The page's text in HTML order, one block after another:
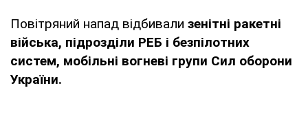
Повітряний напад відбивали зенітні ракетні
війська, підрозділи РЕБ і безпілотних
систем, мобільні вогневі групи Сил оборони
України.